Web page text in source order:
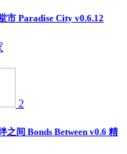
市 Paradise City v0.6.12
2
之间 Bonds Between v0.6 精